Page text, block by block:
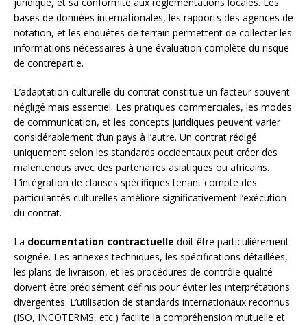
bases de données internationales, les rapports des agences de
notation, et les enquêtes de terrain permettent de collecter les
informations nécessaires à une évaluation complète du risque
de contrepartie.
L’adaptation culturelle du contrat constitue un facteur souvent
négligé mais essentiel. Les pratiques commerciales, les modes
de communication, et les concepts juridiques peuvent varier
considérablement d’un pays à l’autre. Un contrat rédigé
uniquement selon les standards occidentaux peut créer des
malentendus avec des partenaires asiatiques ou africains.
L’intégration de clauses spécifiques tenant compte des
particularités culturelles améliore significativement l’exécution
du contrat.
La documentation contractuelle doit être particulièrement
soignée. Les annexes techniques, les spécifications détaillées,
les plans de livraison, et les procédures de contrôle qualité
doivent être précisément définis pour éviter les interprétations
divergentes. L’utilisation de standards internationaux reconnus
(ISO, INCOTERMS, etc.) facilite la compréhension mutuelle et